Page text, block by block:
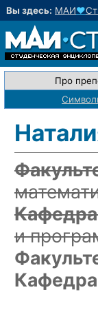
Вы здесь: МАИ♥
Про
и